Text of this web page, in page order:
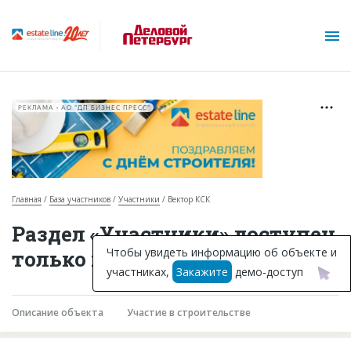
Горячие объекты
База строящихся объектов
Инвестпроекты
РЕКЛАМА • АО "ДП БИЗНЕС ПРЕСС"
Главная База участников Участники Вектор КСК
Раздел «Участники» доступен
только подписчикам
Описание объекта Участие в строительстве
Чтобы увидеть информацию об объекте и
участниках, Закажите демо-доступ